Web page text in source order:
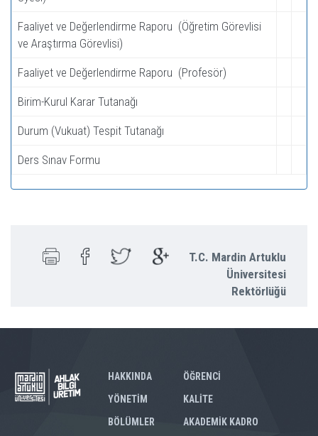
Faaliyet ve Değerlendirme Raporu (Öğretim Görevlisi
ve Araştırma Görevlisi)
Faaliyet ve Değerlendirme Raporu (Profesör)
Birim-Kurul Karar Tutanağı
Durum (Vukuat) Tespit Tutanağı
Ders Sınav Formu
T.C. Mardin Artuklu
Üniversitesi
Rektörlüğü
HAKKINDA
YÖNETİM
BÖLÜMLER
ÖĞRENCİ
KALİTE
AKADEMİK KADRO